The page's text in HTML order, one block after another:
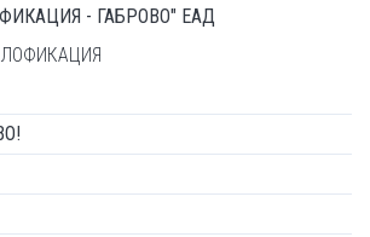
- ГАБРОВО" ЕАД